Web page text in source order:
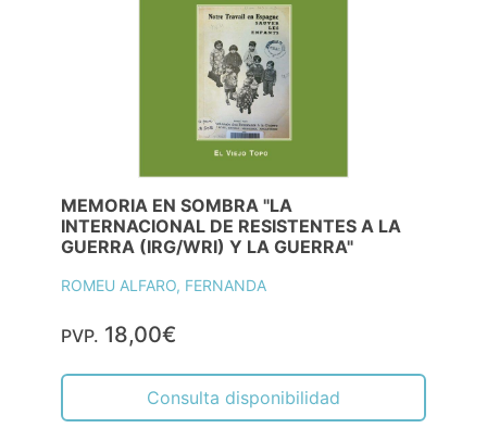
MEMORIA EN SOMBRA "LA
INTERNACIONAL DE RESISTENTES A LA
GUERRA (IRG/WRI) Y LA GUERRA"
ROMEU ALFARO, FERNANDA
PVP. 18,00€
Consulta disponibilidad